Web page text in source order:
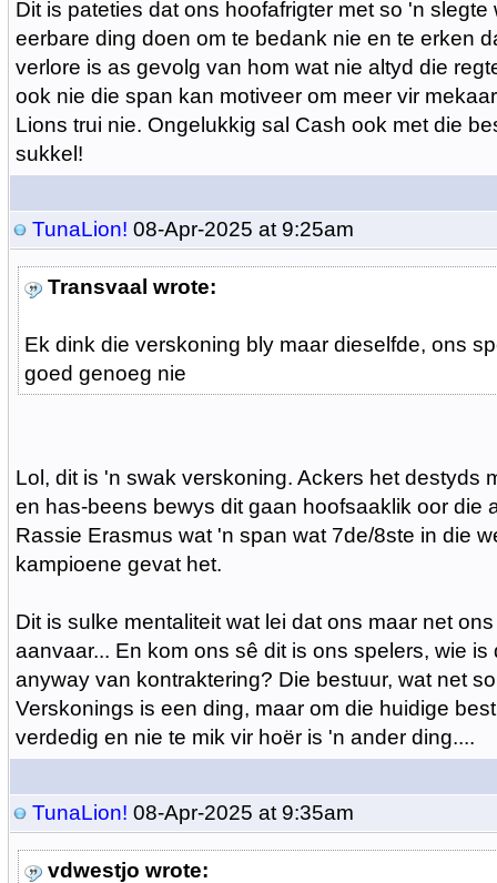
Dit is pateties dat ons hoofafrigter met so 'n slegte
eerbare ding doen om te bedank nie en te erken
verlore is as gevolg van hom wat nie altyd die
ook nie die span kan motiveer om meer vir
Lions trui nie. Ongelukkig sal Cash ook met die
sukkel!
TunaLion! 08-Apr-2025 at 9:25am
Transvaal wrote:
Ek dink die verskoning bly maar dieselfde, ons
goed genoeg nie
Lol, dit is 'n swak verskoning. Ackers het destyds
en has-beens bewys dit gaan hoofsaaklik oor die
Rassie Erasmus wat 'n span wat 7de/8ste in die
kampioene gevat het.
Dit is sulke mentaliteit wat lei dat ons maar net
aanvaar... En kom ons sê dit is ons spelers, wie is
anyway van kontraktering? Die bestuur, wat net
Verskonings is een ding, maar om die huidige
verdedig en nie te mik vir hoër is 'n ander ding....
TunaLion! 08-Apr-2025 at 9:35am
vdwestjo wrote: